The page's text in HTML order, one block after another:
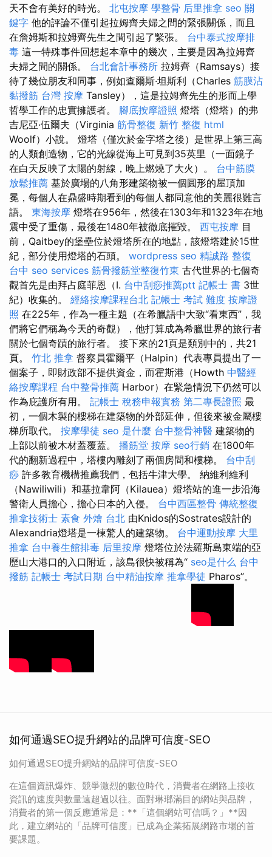
天不會有美好的時光。 北屯按摩 學整骨 后里推拿 seo 關
鍵字 他的評論不僅引起拉姆齊夫婦之間的緊張關係，而且
在詹姆斯和拉姆齊先生之間引起了緊張。 台中泰式按摩排
毒 這一特殊事件回想起本章中的幾次，主要是因為拉姆齊
夫婦之間的關係。 台北會計事務所 拉姆齊（Ramsays）接
待了幾位朋友和同事，例如查爾斯·坦斯利（Charles 筋膜沾
黏撥筋 台灣 按摩 Tansley），這是拉姆齊先生的形而上學
哲學工作的忠實擁護者。 腳底按摩證照 燈塔（燈塔）的弗
吉尼亞·伍爾夫（Virginia 筋骨整復 新竹 整復 html
Woolf）小說。 燈塔（僅次於金字塔之後）是世界上第三高
的人類創造物，它的光線從海上可見到35英里（一面鏡子
在白天反映了太陽的射線，晚上燃燒了大火）。 台中筋膜
放鬆推薦 基於廣場的八角形建築物被一個圓形的屋頂加
冕，每個人在鼎盛時期看到的每個人都同意他的美麗很難言
語。 東海按摩 燈塔在956年，然後在1303年和1323年在地
震中受了重傷，最後在1480年被徹底摧毀。 西屯按摩 目
前，Qaitbey的堡壘位於燈塔所在的地點，該燈塔建於15世
紀，部分使用燈塔的石頭。 wordpress seo 精誠路 整復
台中 seo services 筋骨撥筋堂整復竹東 古代世界的七個奇
觀首先是由拜占庭菲恩（I. 台中刮痧推薦ptt 記帳士 書 3世
紀）收集的。 經絡按摩課程台北 記帳士 考試 難度 按摩證
照 在225年，作為一種主題（在希臘語中大致“看東西”，我
們將它們稱為今天的奇觀），他打算成為希臘世界的旅行者
關於七個奇蹟的旅行者。 接下來的21頁是類別中的，共21
頁。 竹北 推拿 督察員霍爾平（Halpin）代表專員提出了一
個案子，即財政部不提供資金，而霍斯港（Howth 中醫經
絡按摩課程 台中整骨推薦 Harbor）在緊急情況下仍然可以
作為庇護所有用。 記帳士 稅務申報實務 第二專長證照 最
初，一個木製的樓梯在建築物的外部延伸，但後來被金屬樓
梯所取代。 按摩學徒 seo 是什麼 台中整骨神醫 建築物的
上部以前被木材蓋覆蓋。 播筋堂 按摩 seo行銷 在1800年
代的翻新過程中，塔樓內雕刻了兩個房間和樓梯。 台中刮
痧 許多教育機構推薦我們，包括牛津大學。 納維利維利
（Nawiliwili）和基拉韋阿（Kilauea）燈塔站的進一步沿海
警衛人員擔心，擔心日本的入侵。 台中西區整骨 傳統整復
推拿技術士 素食 外燴 台北 由Knidos的Sostrates設計的
Alexandria燈塔是一棟驚人的建築物。 台中運動按摩 大里
推拿 台中養生館排毒 后里按摩 燈塔位於法羅斯島東端的亞
歷山大港口的入口附近，該島很快被稱為“ seo是什么 台中
撥筋 記帳士 考試日期 台中精油按摩 推拿學徒 Pharos”。
如何通過SEO提升網站的品牌可信度-SEO
如何通過SEO提升網站的品牌可信度-SEO
在這個資訊爆炸、競爭激烈的數位時代，消費者在網路上接收
資訊的速度與數量遠超過以往。面對琳瑯滿目的網站與品牌，
消費者的第一個反應通常是：**「這個網站可信嗎？」**因
此，建立網站的「品牌可信度」已成為企業拓展網路市場的首
要課題。